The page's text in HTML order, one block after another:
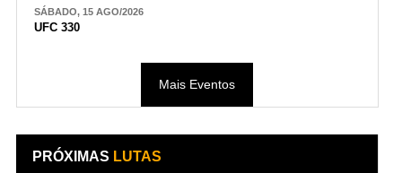
SÁBADO, 15 AGO/2026
UFC 330
Mais Eventos
PRÓXIMAS LUTAS